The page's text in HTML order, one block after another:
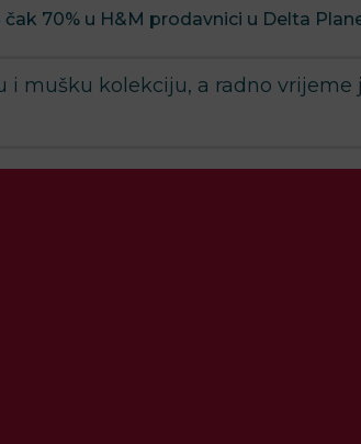
70% u H&M prodavnici u Delta
i mušku kolekciju, a radno vrijeme